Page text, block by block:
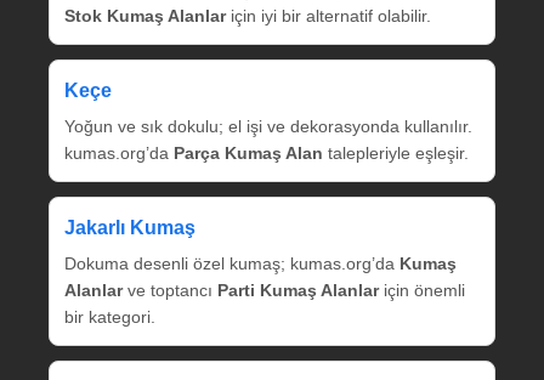
Stok Kumaş Alanlariçin iyi bir alternatif olabilir.
Keçe
Yoğun ve sık dokulu; el işi ve dekorasyonda kullanılır.
kumas.org’da Parça Kumaş Alan talepleriyle eşleşir.
Jakarlı Kumaş
Dokuma desenli özel kumaş; kumas.org’da Kumaş
Alanlarve toptancı Parti Kumaş Alanlariçin önemli
bir kategori.